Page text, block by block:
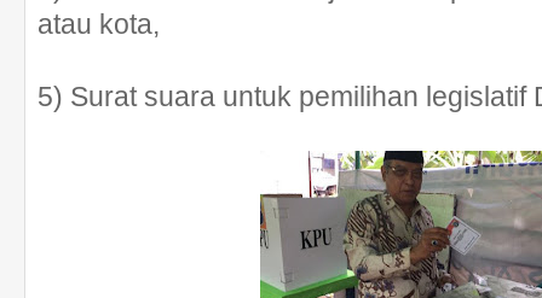
atau kota,
5) Surat suara untuk pemilihan legislatif